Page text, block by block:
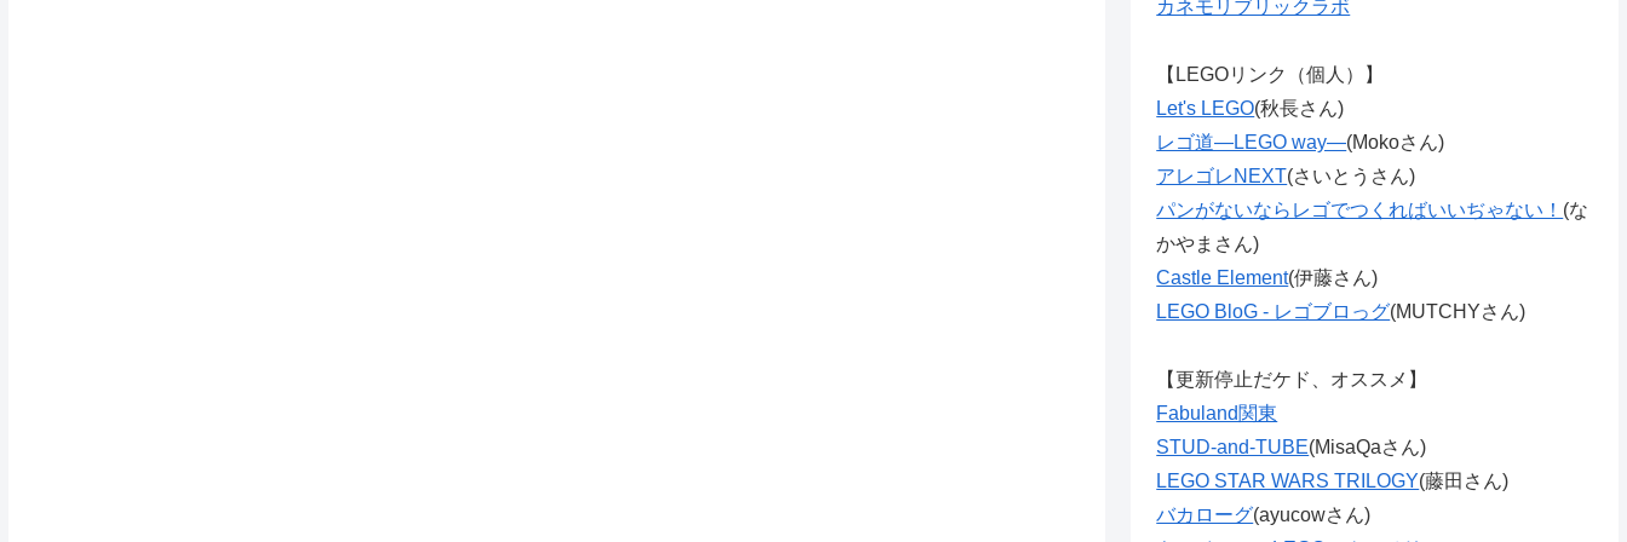
カネモリブリックラボ
【LEGOリンク（個人）】
Let's LEGO(秋長さん)
レゴ道―LEGO way―(Mokoさん)
アレゴレNEXT(さいとうさん)
パンがないならレゴでつくればいいぢゃない！ (な
かやまさん)
Castle Element(伊藤さん)
LEGO BloG - レゴブロっグ(MUTCHYさん)
【更新停止だケド、オススメ】
Fabuland関東
STUD-and-TUBE(MisaQaさん)
LEGO STAR WARS TRILOGY(藤田さん)
バカローグ(ayucowさん)